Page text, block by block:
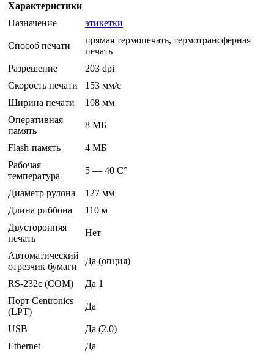
Характеристики
Назначение
этикетки
Способ печати
прямая термопечать, термотрансферная
печать
Разрешение
203 dpi
Скорость печати
153 мм/с
Ширина печати
108 мм
Оперативная
память
8 МБ
Flash-память
4 МБ
Рабочая
температура
5 — 40 C°
Диаметр рулона
127 мм
Длина риббона
110 м
Двусторонняя
печать
Нет
Автоматический
отрезчик бумаги
Да (опция)
RS-232c (COM)
Да 1
Порт Centronics
(LPT)
Да
USB
Да (2.0)
Ethernet
Да